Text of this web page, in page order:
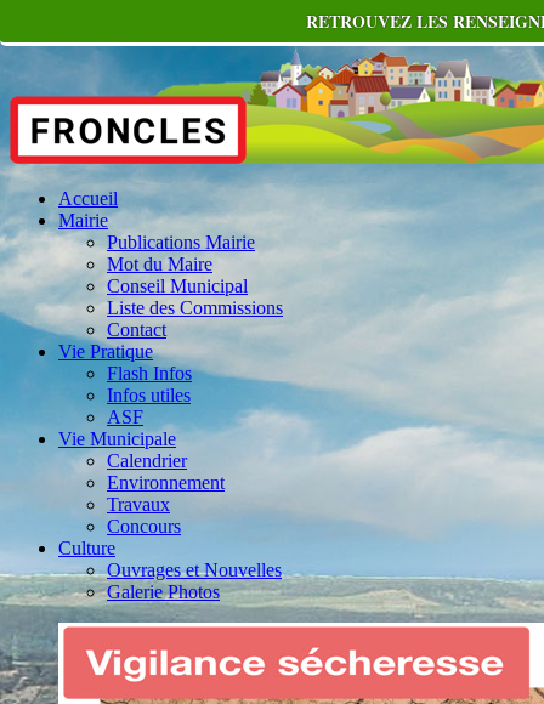
Accueil
Mairie
Publications Mairie
Mot du Maire
Conseil Municipal
Liste des Commissions
Contact
Vie Pratique
Flash Infos
Infos utiles
ASF
Vie Municipale
Calendrier
Environnement
Travaux
Concours
Culture
Ouvrages et Nouvelles
Galerie Photos
RETROUVEZ LES